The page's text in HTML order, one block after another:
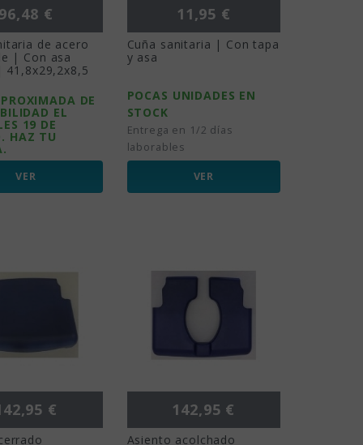
Precio
96,48 €
de acero
| Con asa
DE
EL
19 DE
HAZ TU
VER
Precio
11,95 €
Cuña sanitaria | Con tapa
y asa
POCAS UNIDADES EN
STOCK
Entrega en 1/2 días
laborables
VER
€ Precio
142,95 €
Asiento acolchado